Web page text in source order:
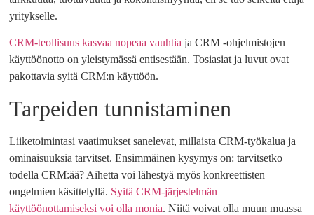
yritykselle.
CRM-teollisuus kasvaa nopeaa vauhtia ja CRM -ohjelmistojen
käyttöönotto on yleistymässä entisestään. Tosiasiat ja luvut ovat
pakottavia syitä CRM:n käyttöön.
Tarpeiden tunnistaminen
Liiketoimintasi vaatimukset sanelevat, millaista CRM-työkalua ja
ominaisuuksia tarvitset. Ensimmäinen kysymys on: tarvitsetko
todella CRM:ää? Aihetta voi lähestyä myös konkreettisten
ongelmien käsittelyllä. Syitä CRM-järjestelmän
käyttöönottamiseksi voi olla monia. Niitä voivat olla muun muassa